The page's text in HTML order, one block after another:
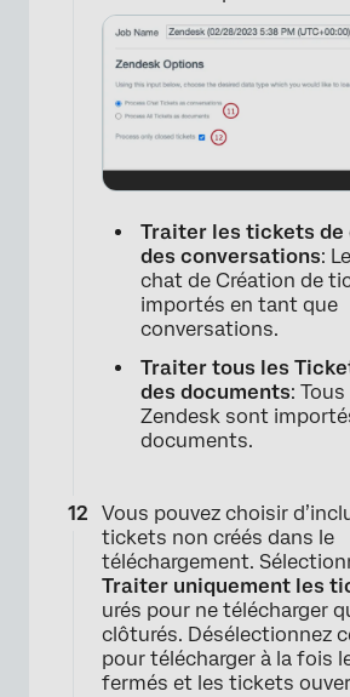
Traiter les tickets de
des conversations:
chat de Création de
importés en tant que
conversations.
Traiter tous les
des documents:
Zendesk sont
documents.
Vous pouvez choisir
tickets non créés dans le
téléchargement.
Traiter uniquement les
urés pour ne télécharger
clôturés. Désélectionnez
pour télécharger à la fois
fermés et les tickets